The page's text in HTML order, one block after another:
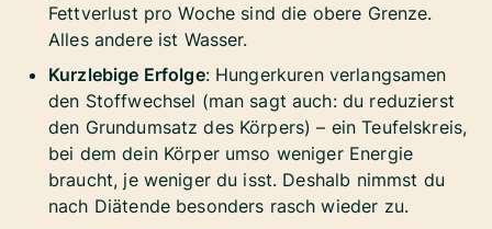
Fettverlust pro Woche sind die obere Grenze.
Alles andere ist Wasser.
Kurzlebige Erfolge: Hungerkuren verlangsamen
den Stoffwechsel (man sagt auch: du reduzierst
den Grundumsatz des Körpers) – ein Teufelskreis,
bei dem dein Körper umso weniger Energie
braucht, je weniger du isst. Deshalb nimmst du
nach Diätende besonders rasch wieder zu.